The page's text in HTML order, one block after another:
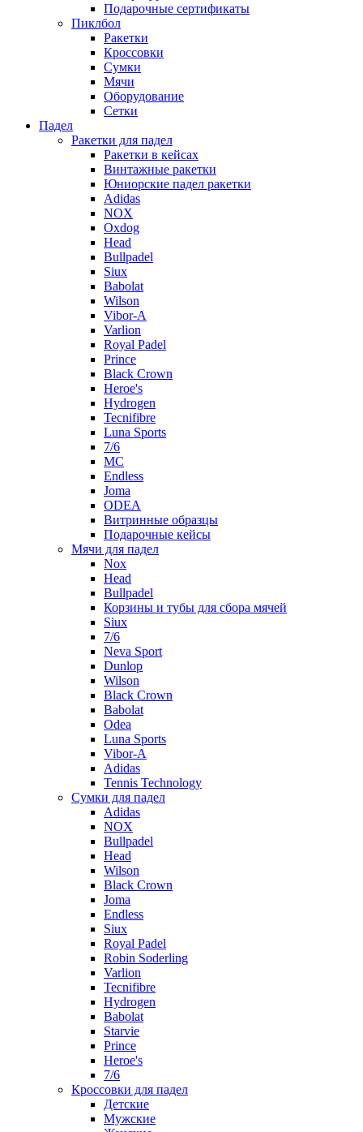
Подарочные сертификаты
Пиклбол
Ракетки
Кроссовки
Сумки
Мячи
Оборудование
Сетки
Падел
Ракетки для падел
Ракетки в кейсах
Винтажные ракетки
Юниорские падел ракетки
Adidas
NOX
Oxdog
Head
Bullpadel
Siux
Babolat
Wilson
Vibor-A
Varlion
Royal Padel
Prince
Black Crown
Heroe's
Hydrogen
Tecnifibre
Luna Sports
7/6
MC
Endless
Joma
ODEA
Витринные образцы
Подарочные кейсы
Мячи для падел
Nox
Head
Bullpadel
Корзины и тубы для сбора мячей
Siux
7/6
Neva Sport
Dunlop
Wilson
Black Crown
Babolat
Odea
Luna Sports
Vibor-A
Adidas
Tennis Technology
Сумки для падел
Adidas
NOX
Bullpadel
Head
Wilson
Black Crown
Joma
Endless
Siux
Royal Padel
Robin Soderling
Varlion
Tecnifibre
Hydrogen
Babolat
Starvie
Prince
Heroe's
7/6
Кроссовки для падел
Детские
Мужские